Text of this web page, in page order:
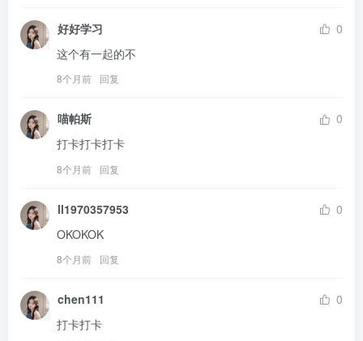
好好学习
0
这个有一起的不
8个月前 回复
喵帕斯
0
打卡打卡打卡
8个月前 回复
ll1970357953
0
OKOKOK
8个月前 回复
chen111
0
打卡打卡